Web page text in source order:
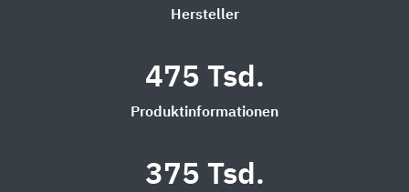
Hersteller
475 Tsd.
Produktinformationen
375 Tsd.